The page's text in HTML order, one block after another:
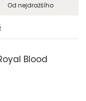
Od nejdražšího
Blood